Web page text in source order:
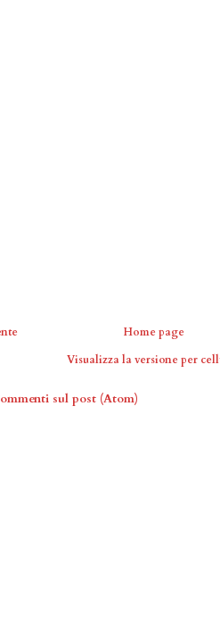
Home page
Visualizza la versione per
sul post (Atom)